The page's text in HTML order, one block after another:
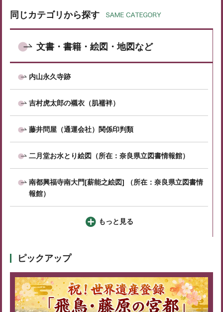
同じカテゴリから探す
文書・書籍・絵図・地図など
内山永久寺跡
吉村虎太郎の襯衣（肌襦袢）
藤井問屋（通運会社）関係印判類
二月堂お水とり絵図（所在：奈良県立図書情報館）
南都興福寺南大門[薪能之絵図] （所在：奈良県立図書情
報館）
もっと見る
ピックアップ